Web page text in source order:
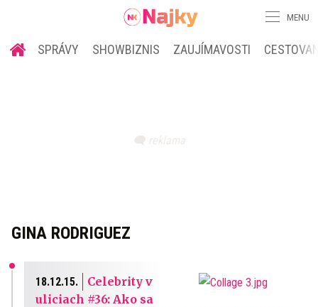
MENU
SPRÁVY SHOWBIZNIS ZAUJÍMAVOSTI
GINA RODRIGUEZ
18.12.15.
Celebrity v
uliciach #36: Ako sa